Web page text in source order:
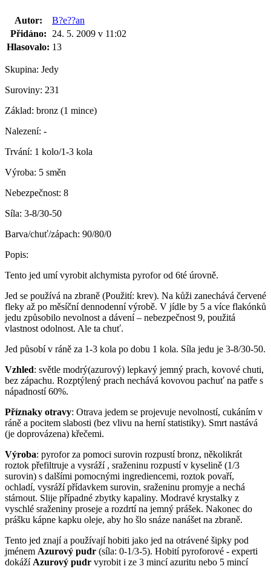
Autor:
B?e??an
Přidáno:
24. 5. 2009 v 11:02
Hlasovalo: 13
Skupina: Jedy
Suroviny: 231
Základ: bronz (1 mince)
Nalezení: -
Trvání: 1 kolo/1-3 kola
Výroba: 5 směn
Nebezpečnost: 8
Síla: 3-8/30-50
Barva/chuť/zápach: 90/80/0
Popis:
Tento jed umí vyrobit alchymista pyrofor od 6té úrovně.
Jed se používá na zbraně (Použití: krev). Na kůži zanechává červené
fleky až po měsíční dennodenní výrobě. V jídle by 5 a více flakónků
jedu způsobilo nevolnost a dávení – nebezpečnost 9, použitá
vlastnost odolnost. Ale ta chuť.
Jed působí v ráně za 1-3 kola po dobu 1 kola. Síla jedu je 3-8/30-50.
Vzhled: světle modrý(azurový) lepkavý jemný prach, kovové chuti,
bez zápachu. Rozptýlený prach nechává kovovou pachuť na patře s
nápadností 60%.
Příznaky otravy: Otrava jedem se projevuje nevolností, cukáním v
ráně a pocitem slabosti (bez vlivu na herní statistiky). Smrt nastává
(je doprovázena) křečemi.
Výroba: pyrofor za pomoci surovin rozpustí bronz, několikrát
roztok přefiltruje a vysráží , sraženinu rozpustí v kyselině (1/3
surovin) s dalšími pomocnými ingrediencemi, roztok povaří,
ochladí, vysráží přídavkem surovin, sraženinu promyje a nechá
stárnout. Slije případné zbytky kapaliny. Modravé krystalky z
vyschlé sraženiny proseje a rozdrtí na jemný prášek. Nakonec do
prášku kápne kapku oleje, aby ho šlo snáze nanášet na zbraně.
Tento jed znají a používají hobiti jako jed na otrávené šipky pod
jménem Azurový pudr (síla: 0-1/3-5). Hobití pyroforové - experti
dokáží Azurový pudr vyrobit i ze 3 mincí azuritu nebo 5 mincí